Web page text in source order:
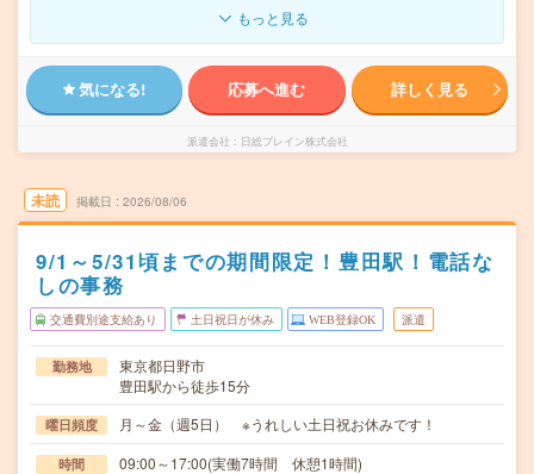
もっと見る
気になる! 応募へ進む 詳しく見る
派遣会社 日総ブレイン株式会社
未読 掲載日 2026/08/06
9/1～5/31頃までの期間限定！豊田駅！電話な
しの事務
交通費別途支給あり 土日祝日が休み WEB登録OK 派遣
勤務地
東京都日野市
豊田駅から徒歩15分
曜日頻度 月～金（週5日） ※うれしい土日祝お休みです！
時間 09:00～17:00(実働7時間 休憩1時間)